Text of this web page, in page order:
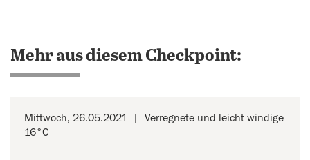
Mehr aus diesem Checkpoint:
Mittwoch, 26.05.2021
Verregnete und leicht windige
16°C